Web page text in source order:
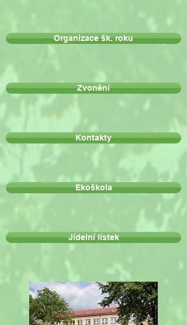
Organizace šk. roku
Zvonění
Kontakty
Ekoškola
Jídelní lístek